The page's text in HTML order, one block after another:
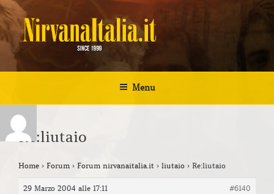
Salta
al
contenuto
NIRVANA ITALIA
Menu
Re:liutaio
Home › Forum › Forum nirvanaitalia.it › liutaio › Re:liutaio
29 Marzo 2004 alle 17:11
#6140